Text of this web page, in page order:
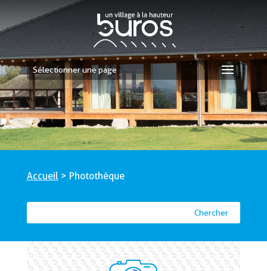
Sélectionner une page
Accueil> Photothèque